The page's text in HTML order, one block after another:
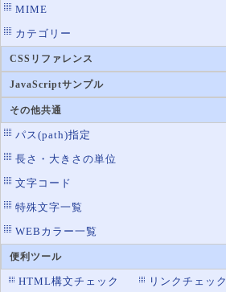
MIME
カテゴリー
CSSリファレンス
JavaScriptサンプル
その他共通
パス(path)指定
長さ・大きさの単位
文字コード
特殊文字一覧
WEBカラー一覧
便利ツール
HTML構文チェック
リンクチェック